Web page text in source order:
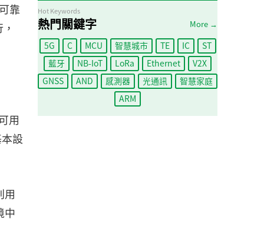
靠
用
設
用
中
Hot Keywords
熱門關鍵字 More →
5G C MCU 智慧城市 TE IC
ST
藍牙
NB-IoT LoRa Ethernet
V2X
GNSS
AND 感測器 光通訊
智慧家庭
ARM